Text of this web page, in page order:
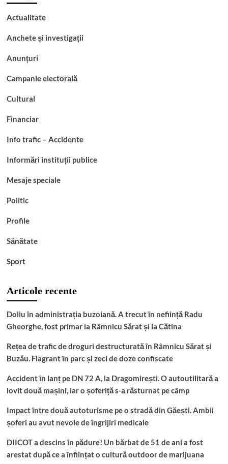
Actualitate
Anchete și investigații
Anunțuri
Campanie electorală
Cultural
Financiar
Info trafic – Accidente
Informări instituții publice
Mesaje speciale
Politic
Profile
Sănătate
Sport
Articole recente
Doliu în administrația buzoiană. A trecut în neființă Radu
Gheorghe, fost primar la Râmnicu Sărat și la Cătina
Rețea de trafic de droguri destructurată în Râmnicu Sărat și
Buzău. Flagrant în parc și zeci de doze confiscate
Accident în lanț pe DN 72 A, la Dragomirești. O autoutilitară a
lovit două mașini, iar o șoferiță s-a răsturnat pe câmp
Impact între două autoturisme pe o stradă din Găești. Ambii
șoferi au avut nevoie de îngrijiri medicale
DIICOT a descins în pădure! Un bărbat de 51 de ani a fost
arestat după ce a înființat o cultură outdoor de marijuana